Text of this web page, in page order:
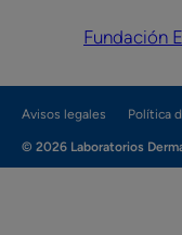
Fundación
Avisos legales Política
© 2026 Laboratorios